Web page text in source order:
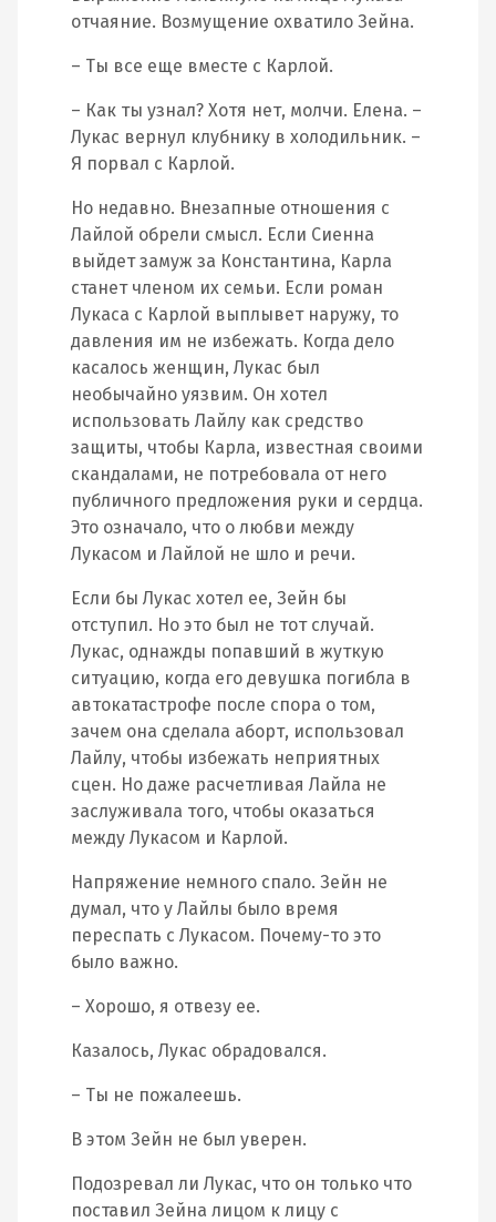
отчаяние. Возмущение охватило Зейна.
– Ты все еще вместе с Карлой.
– Как ты узнал? Хотя нет, молчи. Елена. –
Лукас вернул клубнику в холодильник. –
Я порвал с Карлой.
Но недавно. Внезапные отношения с
Лайлой обрели смысл. Если Сиенна
выйдет замуж за Константина, Карла
станет членом их семьи. Если роман
Лукаса с Карлой выплывет наружу, то
давления им не избежать. Когда дело
касалось женщин, Лукас был
необычайно уязвим. Он хотел
использовать Лайлу как средство
защиты, чтобы Карла, известная своими
скандалами, не потребовала от него
публичного предложения руки и сердца.
Это означало, что о любви между
Лукасом и Лайлой не шло и речи.
Если бы Лукас хотел ее, Зейн бы
отступил. Но это был не тот случай.
Лукас, однажды попавший в жуткую
ситуацию, когда его девушка погибла в
автокатастрофе после спора о том,
зачем она сделала аборт, использовал
Лайлу, чтобы избежать неприятных
сцен. Но даже расчетливая Лайла не
заслуживала того, чтобы оказаться
между Лукасом и Карлой.
Напряжение немного спало. Зейн не
думал, что у Лайлы было время
переспать с Лукасом. Почему-то это
было важно.
– Хорошо, я отвезу ее.
Казалось, Лукас обрадовался.
– Ты не пожалеешь.
В этом Зейн не был уверен.
Подозревал ли Лукас, что он только что
поставил Зейна лицом к лицу с